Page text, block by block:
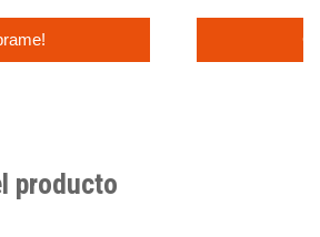
producto